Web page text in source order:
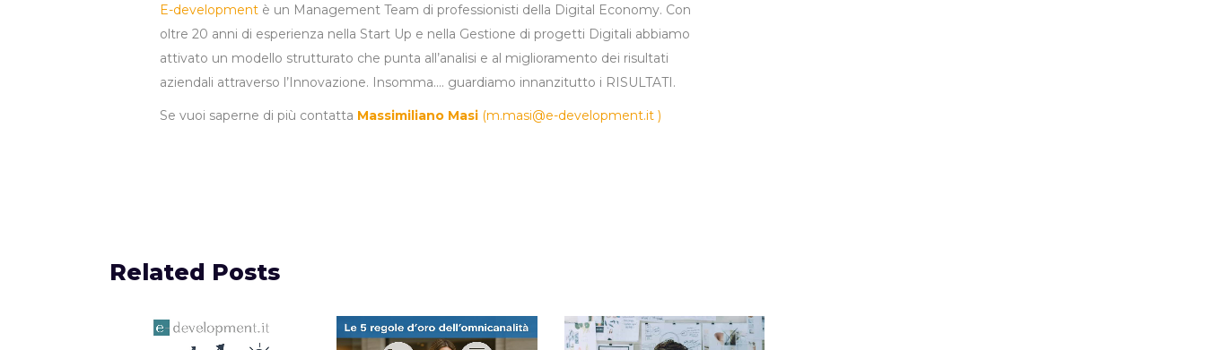
E-development è un Management Team di professionisti della Digital Economy. Con
oltre 20 anni di esperienza nella Start Up e nella Gestione di progetti Digitali abbiamo
attivato un modello strutturato che punta all’analisi e al miglioramento dei risultati
aziendali attraverso l’Innovazione. Insomma…. guardiamo innanzitutto i RISULTATI.
Se vuoi saperne di più contatta Massimiliano Masi (m.masi@e-development.it )
Related Posts